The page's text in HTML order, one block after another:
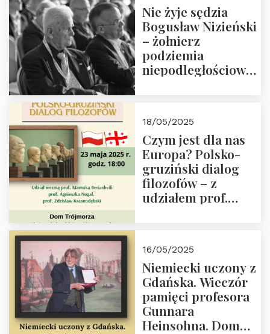
Nie żyje sędzia
Bogusław Nizieński
– żołnierz
podziemia
niepodległościowego
społeczny, członek
Kapituły Nagrody
im. Prezydenta
Lecha
Kaczyńskiego.
Wielki autorytet.
18/05/2025
Czym jest dla nas
Europa? Polsko-
gruziński dialog
filozofów – z
udziałem prof.
Dom Trójmorza 23
maja 2025 r. godz.
18:00.
16/05/2025
Niemiecki uczony z
Gdańska. Wieczór
pamięci profesora
Gunnara
Heinsohna. Dom